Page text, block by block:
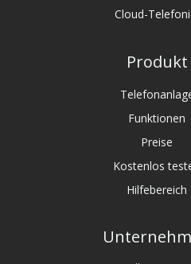
Cloud-
Produkt
Funktionen
Preise
Kostenlos
Hilfebereich